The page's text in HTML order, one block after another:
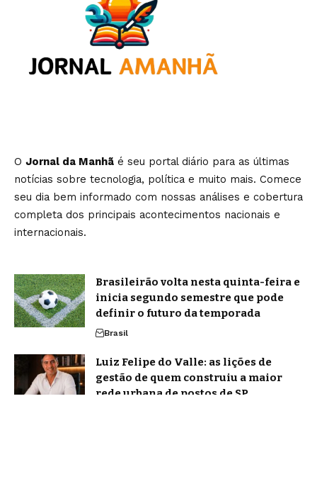
O Jornal da Manhã é seu portal diário para as últimas
notícias sobre tecnologia, política e muito mais. Comece
seu dia bem informado com nossas análises e cobertura
completa dos principais acontecimentos nacionais e
internacionais.
Brasileirão volta nesta quinta-feira e
inicia segundo semestre que pode
definir o futuro da temporada
Brasil
Luiz Felipe do Valle: as lições de
gestão de quem construiu a maior
rede urbana de postos de SP